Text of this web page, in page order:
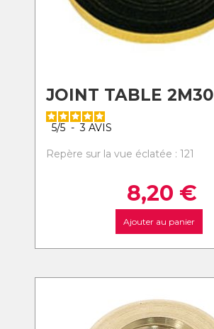
JOINT TABLE 2M30
5/5 - 3 AVIS
Repère sur la vue éclatée : 121
8,20 €
Ajouter au panier